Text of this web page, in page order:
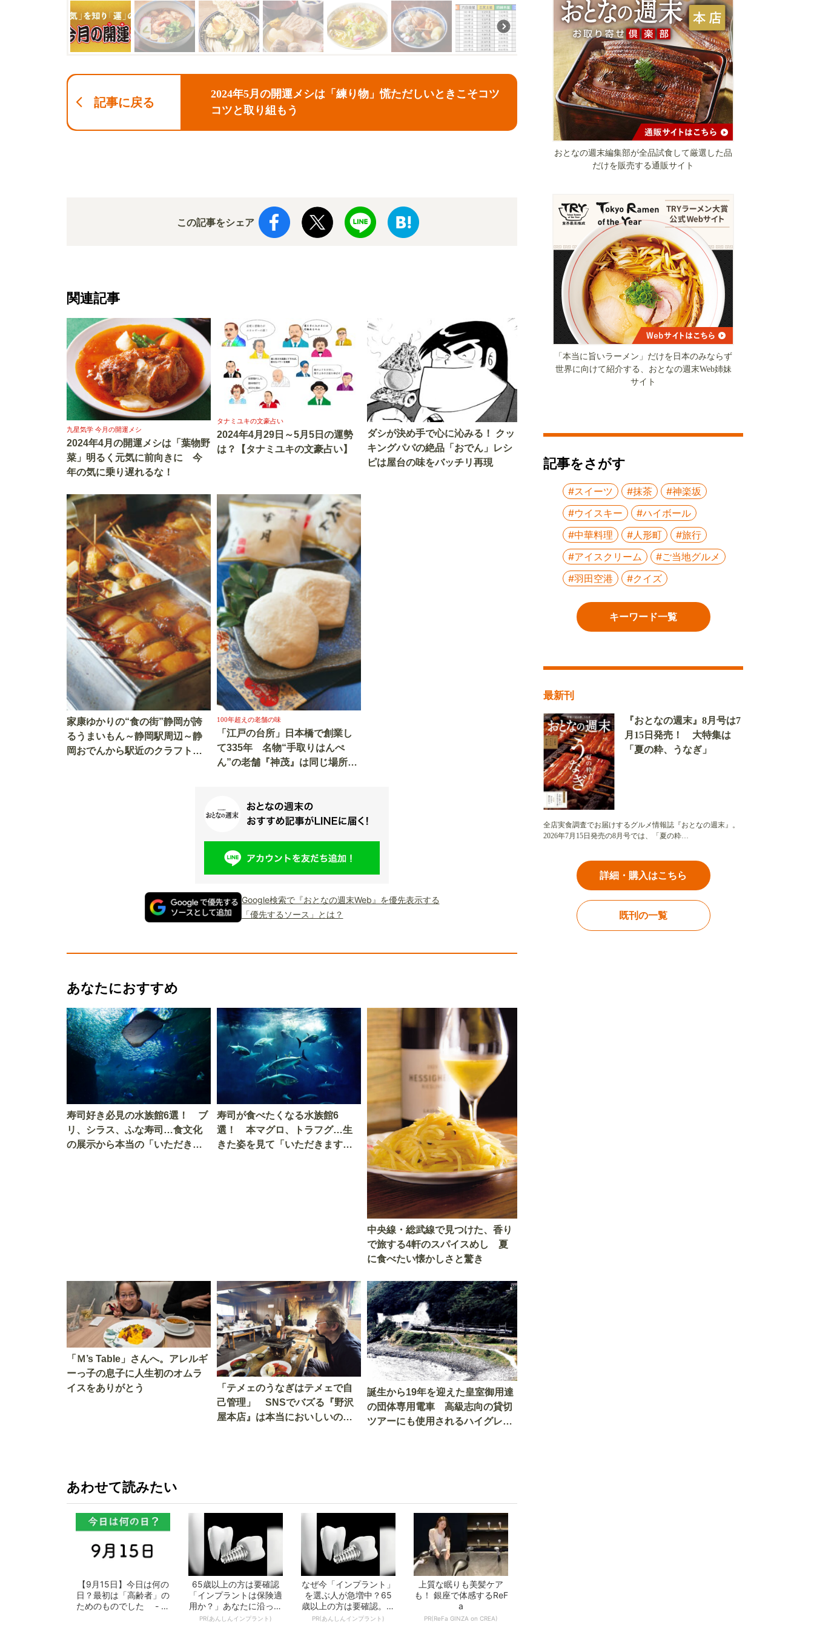
記事に戻る
2024年5月の開運メシは「練り物」慌ただしいときこそコツ
コツと取り組もう
この記事をシェア
関連記事
九星気学 今月の開運メシ
2024年4月の開運メシは「葉物野
菜」明るく元気に前向きに 今
年の気に乗り遅れるな！
タナミユキの文豪占い
2024年4月29日～5月5日の運勢
は？【タナミユキの文豪占い】
ダシが決め手で心に沁みる！ クッ
キングパパの絶品「おでん」レシ
ピは屋台の味をバッチリ再現
家康ゆかりの“食の街”静岡が誇
るうまいもん～静岡駅周辺～静
岡おでんから駅近のクラフトビ
100年超えの老舗の味
「江戸の台所」日本橋で創業し
て335年 名物“手取りはんぺ
ん”の老舗『神茂』は同じ場所で
Google検索で『おとなの週末Web』を優先表示する
「優先するソース」とは？
あなたにおすすめ
寿司好き必見の水族館6選！ ブ
リ、シラス、ふな寿司…食文化
の展示から本当の「いただきま
寿司が食べたくなる水族館6
選！ 本マグロ、トラフグ…生
きた姿を見て「いただきます」
中央線・総武線で見つけた、香り
で旅する4軒のスパイスめし 夏
に食べたい懐かしさと驚き
「Ｍ’s Table」さんへ。アレルギ
ーっ子の息子に人生初のオムラ
イスをありがとう
「テメェのうなぎはテメェで自
己管理」 SNSでバズる『野沢
屋本店』は本当においしいの
誕生から19年を迎えた皇室御用達
の団体専用電車 高級志向の貸切
ツアーにも使用されるハイグレー
あわせて読みたい
【9月15日】今日は何の
日？最初は「高齢者」の
ためのものでした - お
65歳以上の方は要確認
「インプラントは保険適
用か？」あなたに沿った
治療法や費用を...
PR(あんしんインプラント)
なぜ今「インプラント」
を選ぶ人が急増中？65
歳以上の方は要確認。抜
けた歯の放置は...
PR(あんしんインプラント)
上質な眠りも美髪ケア
も！ 銀座で体感するReF
a
PR(ReFa GINZA on CREA)
おとなの週末編集部が全品試食して厳選した品
だけを販売する通販サイト
「本当に旨いラーメン」だけを日本のみならず
世界に向けて紹介する、おとなの週末Web姉妹
サイト
記事をさがす
#スイーツ #抹茶
#神楽坂
#ウイスキー
#ハイボール
#中華料理
#人形町
#旅行
#アイスクリーム
#ご当地グルメ
#羽田空港
#クイズ
キーワード一覧
最新刊
『おとなの週末』8月号は7
月15日発売！ 大特集は
「夏の粋、うなぎ」
全店実食調査でお届けするグルメ情報誌『おとなの週末』。
2026年7月15日発売の8月号では、「夏の粋…
詳細・購入はこちら
既刊の一覧